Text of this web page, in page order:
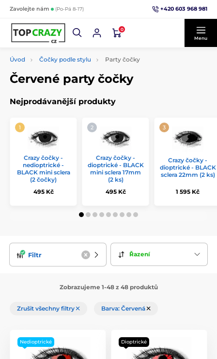
Zavolejte nám (Po-Pá 8-17) +420 603 968 981
0
Menu
Úvod Čočky podle stylu Party čočky
Červené party čočky
Nejprodávanější produkty
Crazy čočky -
nedioptrické -
BLACK mini sclera
(2 čočky)
495 Kč
Crazy čočky -
dioptrické - BLACK
mini sclera 17mm
(2 ks)
495 Kč
Crazy čočky -
dioptrické - BLACK
sclera 22mm (2 ks)
1 595 Kč
Filtr Řazení
Zobrazujeme 1-48 z 48 produktů
Zrušit všechny filtry Barva: Červená
Nedioptrické Dioptrické